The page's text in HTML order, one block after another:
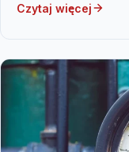
Czytaj więcej